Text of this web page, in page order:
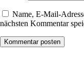
Name, E-Mail-
nächsten Kommentar